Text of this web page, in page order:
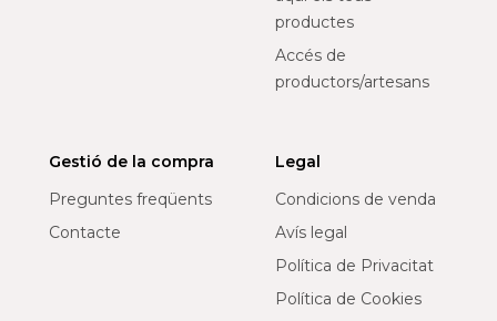
productes
Accés de
productors/artesans
Gestió de la compra
Preguntes freqüents
Contacte
Legal
Condicions de venda
Avís legal
Política de Privacitat
Política de Cookies